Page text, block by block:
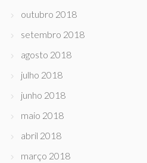
outubro 2018
setembro 2018
agosto 2018
julho 2018
junho 2018
maio 2018
abril 2018
março 2018